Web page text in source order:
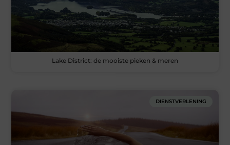
Lake District: de mooiste pieken & meren
DIENSTVERLENING